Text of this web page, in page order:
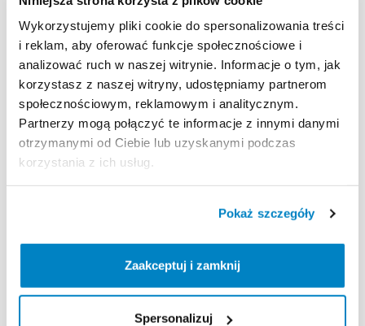
Wykorzystujemy pliki cookie do spersonalizowania treści
i reklam, aby oferować funkcje społecznościowe i
analizować ruch w naszej witrynie. Informacje o tym, jak
korzystasz z naszej witryny, udostępniamy partnerom
społecznościowym, reklamowym i analitycznym.
Partnerzy mogą połączyć te informacje z innymi danymi
otrzymanymi od Ciebie lub uzyskanymi podczas
korzystania z ich usług.
Pokaż szczegóły
Zaakceptuj i zamknij
Spersonalizuj
Családi kempingsátor
Air